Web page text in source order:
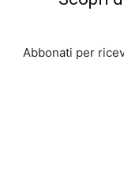
Abbonati per